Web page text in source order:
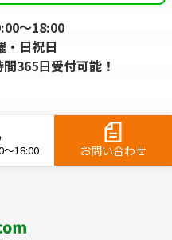
～18:00
・日祝日
365日受付可能！
～18:00 お問い合わせ